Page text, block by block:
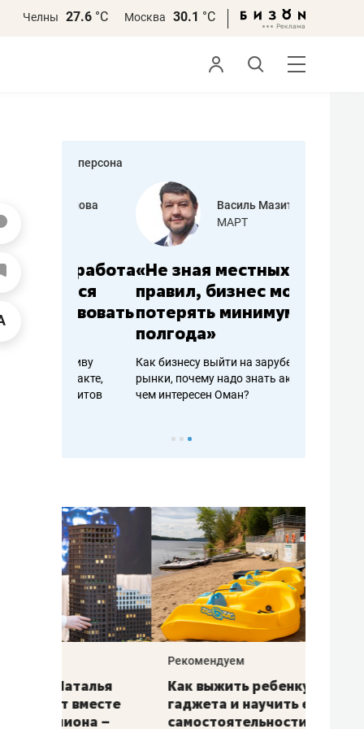
Челны 27.6 °С Москва 30.1 °С
персона
работа
Василь Мазитов
МАРТ
«Не зная местных
правил, бизнес может
потерять минимум
полгода»
Как бизнесу выйти на зарубежные
рынки, почему надо знать аксакалов и
чем интересен Оман?
Как выжить ребенку без
гаджета и научить его
самостоятельности за 18